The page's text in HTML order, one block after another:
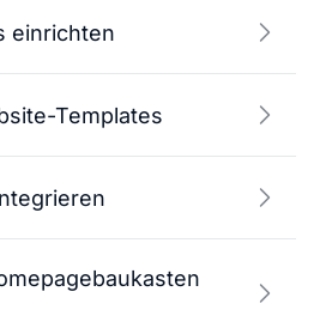
einrichten
Templates